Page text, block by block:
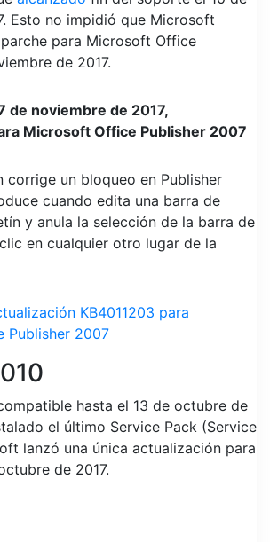
Esto no impidió que Microsoft
para Microsoft Office
de 2017.
de noviembre de 2017,
Microsoft Office Publisher 2007
corrige un bloqueo en Publisher
cuando edita una barra de
y anula la selección de la barra de
en cualquier otro lugar de la
KB4011203 para
Publisher 2007
hasta el 13 de octubre de
el último Service Pack (Service
lanzó una única actualización para
de 2017.